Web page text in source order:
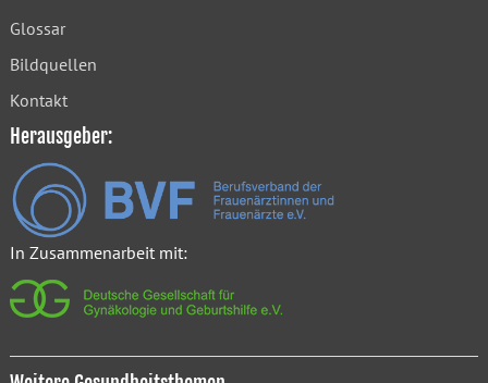
Glossar
Bildquellen
Kontakt
Herausgeber:
In Zusammenarbeit mit: